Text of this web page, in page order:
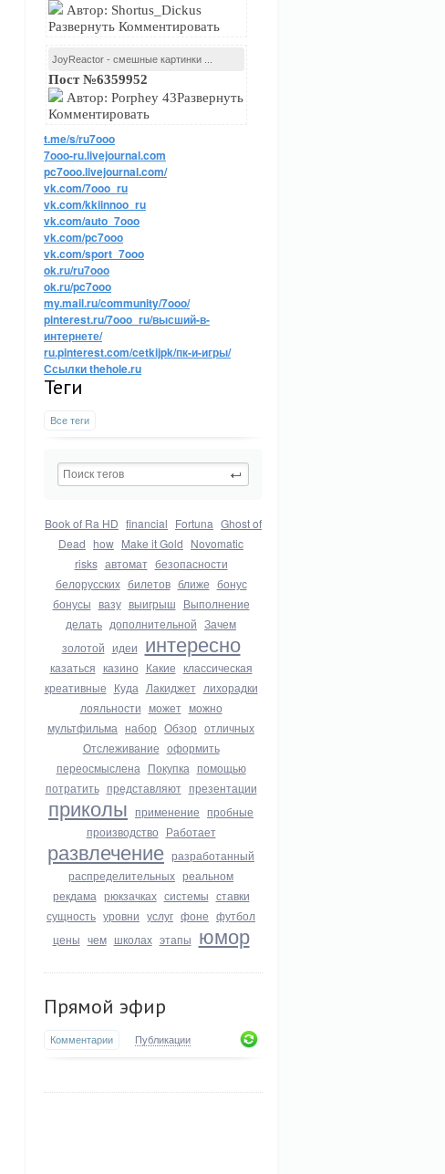
Автор: Shortus_Dickus
Развернуть Комментировать
JoyReactor - смешные картинки ...
Пост №6359952
Автор: Porphey 43Развернуть
Комментировать
t.me/s/ru7ooo
7ooo-ru.livejournal.com
pc7ooo.livejournal.com/
vk.com/7ooo_ru
vk.com/kkiinnoo_ru
vk.com/auto_7ooo
vk.com/pc7ooo
vk.com/sport_7ooo
ok.ru/ru7ooo
ok.ru/pc7ooo
my.mail.ru/community/7ooo/
pinterest.ru/7ooo_ru/высший-в-
интернете/
ru.pinterest.com/cetkijpk/пк-и-игры/
Ссылки thehole.ru
Теги
Все теги
Book of Ra HD financial Fortuna Ghost of
Dead how Make it Gold Novomatic
risks автомат безопасности
белорусских билетов ближе бонус
бонусы вазу выигрыш Выполнение
делать дополнительной Зачем
золотой идеи интересно
казаться казино Какие классическая
креативные Куда Лакиджет лихорадки
лояльности может можно
мультфильма набор Обзор отличных
Отслеживание оформить
переосмыслена Покупка помощью
потратить представляют презентации
приколы применение пробные
производство Работает
развлечение разработанный
распределительных реальном
рекдама рюкзачках системы ставки
сущность уровни услуг фоне футбол
цены чем школах этапы юмор
Прямой эфир
Комментарии Публикации